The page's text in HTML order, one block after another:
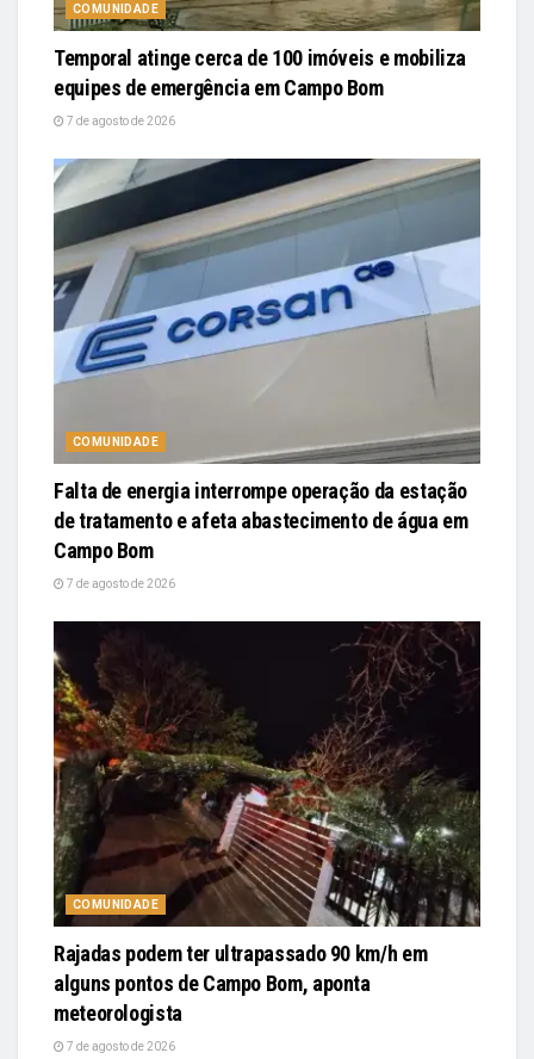
COMUNIDADE
Temporal atinge cerca de 100 imóveis e mobiliza
equipes de emergência em Campo Bom
7 de agosto de 2026
COMUNIDADE
Falta de energia interrompe operação da estação
de tratamento e afeta abastecimento de água em
Campo Bom
7 de agosto de 2026
COMUNIDADE
Rajadas podem ter ultrapassado 90 km/h em
alguns pontos de Campo Bom, aponta
meteorologista
7 de agosto de 2026